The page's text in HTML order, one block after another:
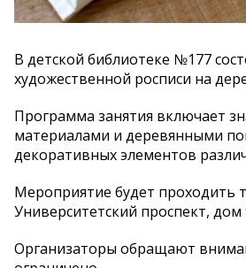
В детской библиотеке №177
художественной росписи на
Программа занятия включает
материалами и деревянными
декоративных элементов
Мероприятие будет проходить
Университетский проспект,
Организаторы обращают